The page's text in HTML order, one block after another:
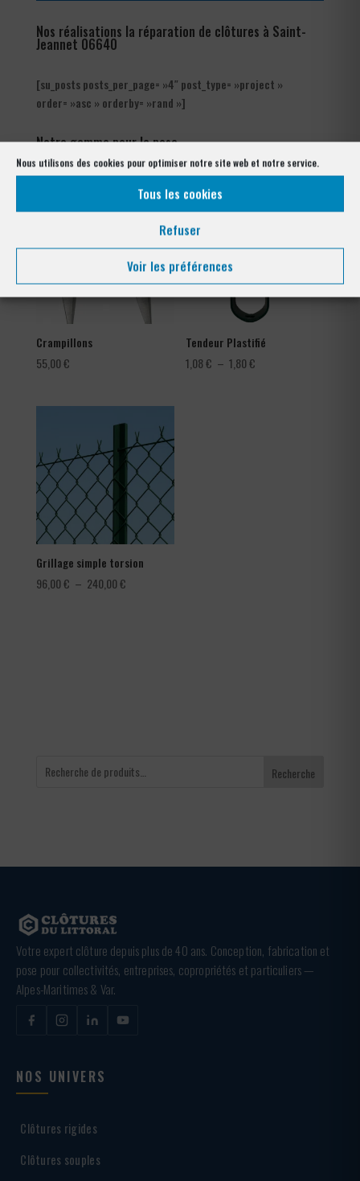
Nous utilisons des cookies pour optimiser notre site web et notre service.
Tous les cookies
Refuser
Voir les préférences
Nos réalisations la réparation de clôtures à Saint-
Jeannet 06640
[su_posts posts_per_page= »4″ post_type= »project »
order= »asc » orderby= »rand »]
Notre gamme pour la pose
à Saint-Jeannet 06640
Crampillons
55,00€
Tendeur Plastifié
1,08€ – 1,80€
Grillage simple torsion
96,00€ – 240,00€Plage
Recherche
Votre expert clôture depuis plus de 40 ans. Conception, fabrication et
pose pour collectivités, entreprises, copropriétés et particuliers —
Alpes-Maritimes & Var.
NOS UNIVERS
Clôtures rigides
Clôtures souples